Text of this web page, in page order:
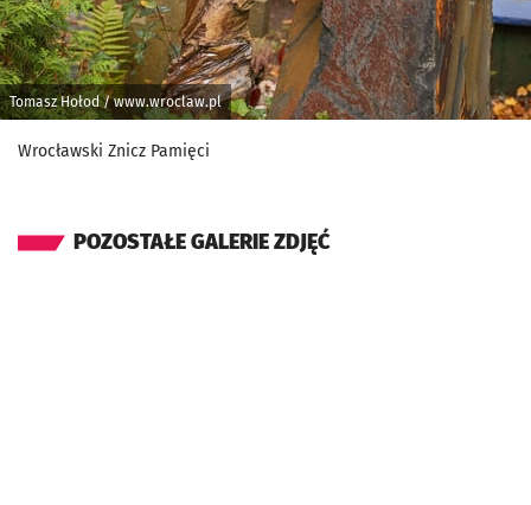
Tomasz Hołod / www.wroclaw.pl
Wrocławski Znicz Pamięci
POZOSTAŁE GALERIE ZDJĘĆ